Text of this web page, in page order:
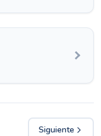
Siguiente